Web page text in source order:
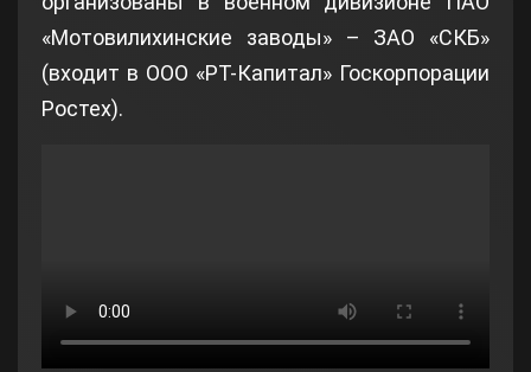
«Мотовилихинские заводы» – ЗАО «СКБ»
(входит в ООО «РТ-Капитал» Госкорпорации
Ростех).